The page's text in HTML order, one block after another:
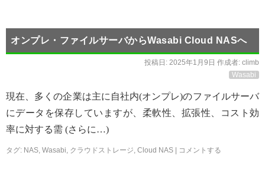
オンプレ・ファイルサーバからWasabi Cloud NASへ
投稿日: 2025年1月9日 作成者: climb
Wasabi
現在、多くの企業は主に自社内(オンプレ)のファイルサーバ
にデータを保存していますが、柔軟性、拡張性、コスト効
率に対する需 (さらに…)
タグ: NAS, Wasabi, クラウドストレージ, Cloud NAS コメントする